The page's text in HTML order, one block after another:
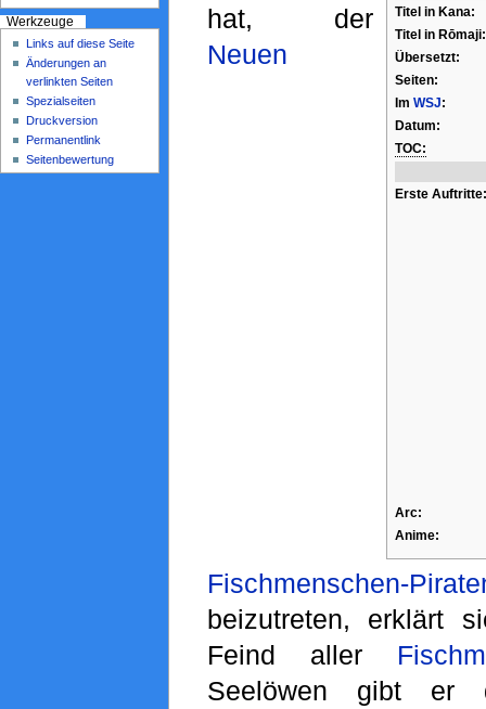
Titel in Kana:
Titel in Rōmaji:
Übersetzt:
Seiten:
Im WSJ:
Datum:
TOC:
Erste Auftritte:
Arc:
Anime:
hat, der
Neuen
Fischmenschen-
beizutreten, erklärt
Feind aller
Seelöwen gibt er
Werkzeuge
Links auf diese Seite
Änderungen an
verlinkten Seiten
Spezialseiten
Druckversion
Permanentlink
Seitenbewertung